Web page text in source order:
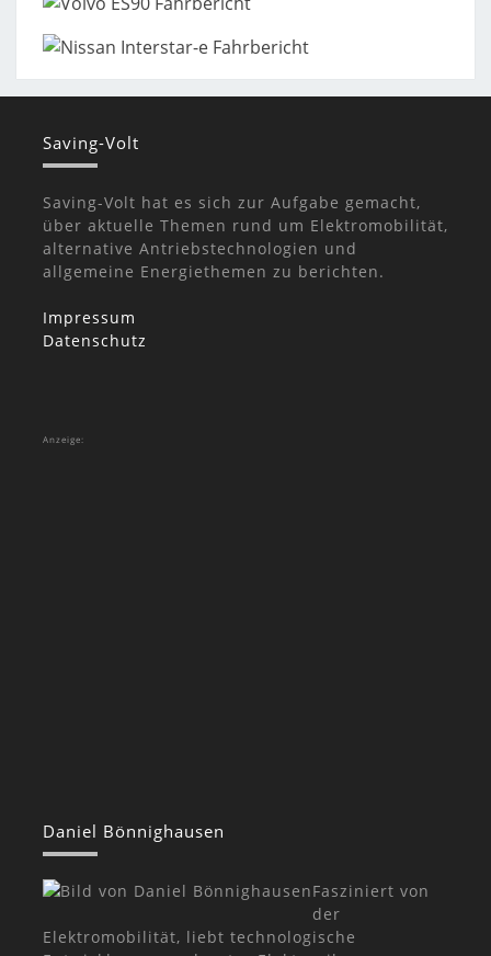
Saving-Volt
Saving-Volt hat es sich zur Aufgabe gemacht,
über aktuelle Themen rund um Elektromobilität,
alternative Antriebstechnologien und
allgemeine Energiethemen zu berichten.
Impressum
Datenschutz
Anzeige:
Daniel Bönnighausen
Fasziniert von
der
Elektromobilität, liebt technologische